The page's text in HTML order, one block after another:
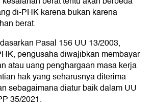
di-PHK karena bukan karena
berat.
Pasal 156 UU 13/2003,
pengusaha diwajibkan membayar
atau uang penghargaan masa kerja
hak yang seharusnya diterima
sebagaimana diatur baik dalam UU
35/2021.